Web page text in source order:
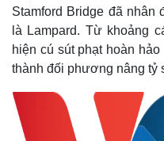
Stamford Bridge đã
là Lampard. Từ khoảng
hiện cú sút phạt hoàn
thành đối phương nâng tỷ